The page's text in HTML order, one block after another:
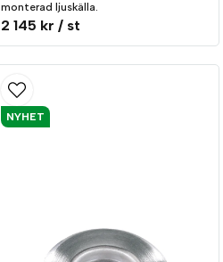
monterad ljuskälla.
2 145 kr / st
NYHET